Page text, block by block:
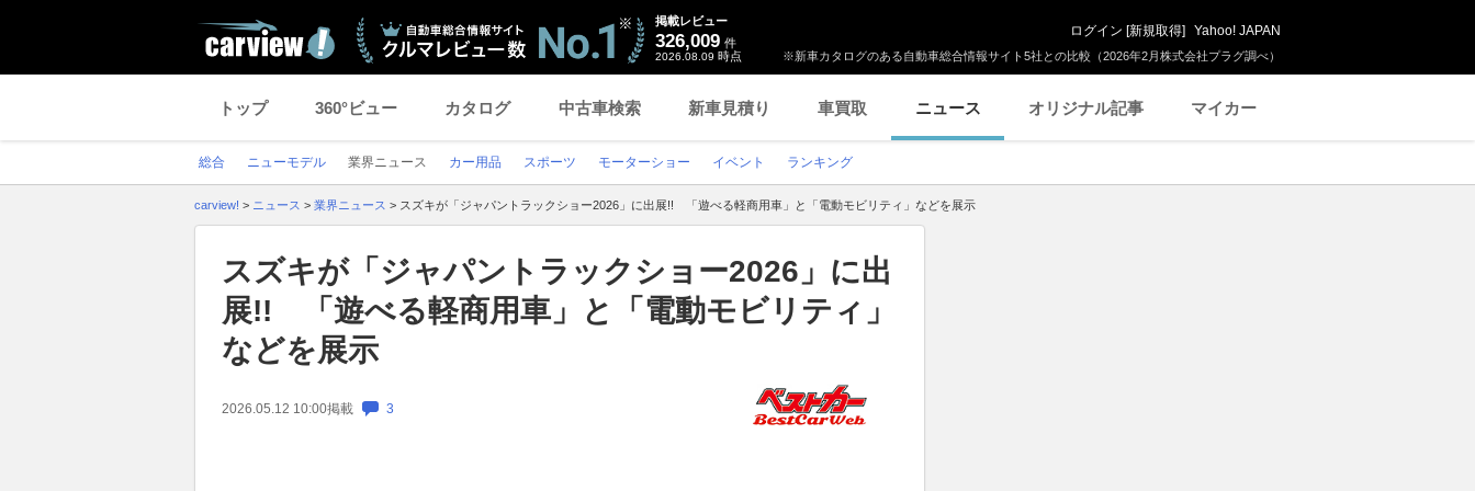
※新車カタログのある自動車総合情報サイト5社との比較（2026年2月株式会社プラグ調べ）
掲載レビュー
326,009 件
2026.08.09 時点
ログイン [新規取得] Yahoo! JAPAN
トップ 360°ビュー カタログ 中古車検索 新車見積り 車買取 ニュース オリジナル記事 マイカー
総合 ニューモデル 業界ニュース カー用品 スポーツ モーターショー イベント ランキング
carview! > ニュース > 業界ニュース > スズキが「ジャパントラックショー2026」に出展!! 「遊べる軽商用車」と「電動モビリティ」などを展示
スズキが「ジャパントラックショー2026」に出
展!! 「遊べる軽商用車」と「電動モビリティ」
などを展示
2026.05.12 10:00掲載 3